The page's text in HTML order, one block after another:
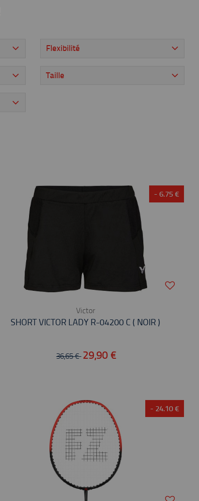
Flexibilité
Taille
- 6.75 €
Victor
SHORT VICTOR LADY R-04200 C ( NOIR )
36,65 € 29,90 €
- 24.10 €